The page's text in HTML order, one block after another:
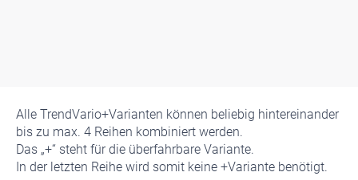
Alle TrendVario+Varianten können beliebig hintereinander
bis zu max. 4 Reihen kombiniert werden.
Das „+“ steht für die überfahrbare Variante.
In der letzten Reihe wird somit keine +Variante benötigt.